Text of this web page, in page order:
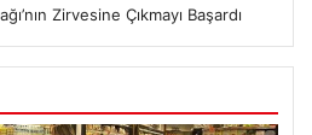
Zirvesine Çıkmayı Başardı